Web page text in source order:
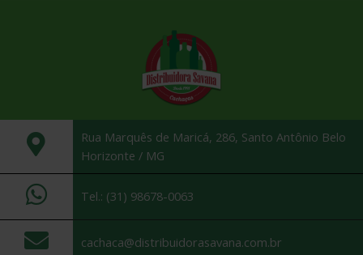
Rua Marquês de Maricá, 286, Santo Antônio Belo
Horizonte / MG
Tel.: (31) 98678-0063
cachaca@distribuidorasavana.com.br